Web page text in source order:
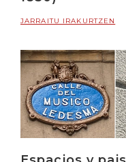
JARRAITU IRAKURTZEN